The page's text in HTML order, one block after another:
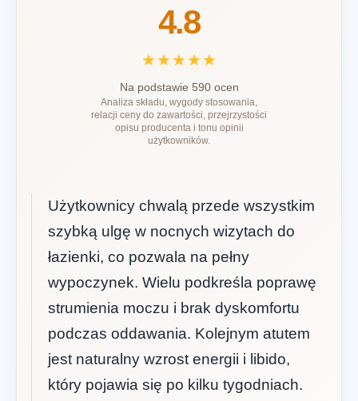
4.8
★★★★★
Na podstawie 590 ocen
Analiza składu, wygody stosowania,
relacji ceny do zawartości, przejrzystości
opisu producenta i tonu opinii
użytkowników.
Użytkownicy chwalą przede wszystkim
szybką ulgę w nocnych wizytach do
łazienki, co pozwala na pełny
wypoczynek. Wielu podkreśla poprawę
strumienia moczu i brak dyskomfortu
podczas oddawania. Kolejnym atutem
jest naturalny wzrost energii i libido,
który pojawia się po kilku tygodniach.